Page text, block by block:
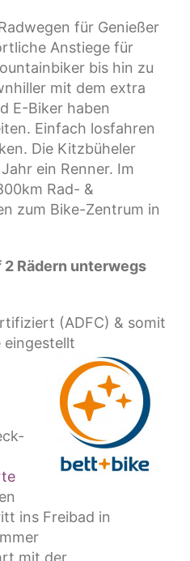
für Genießer
Anstiege für
bis hin zu
mit dem extra
E-Biker haben
Einfach losfahren
Die Kitzbüheler
ein Renner. Im
Rad- &
zum Bike-Zentrum in
2 Rädern unterwegs
(ADFC) & somit
eingestellt
ins Freibad in
mit der